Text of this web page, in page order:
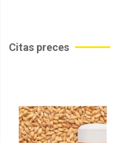
Citas preces